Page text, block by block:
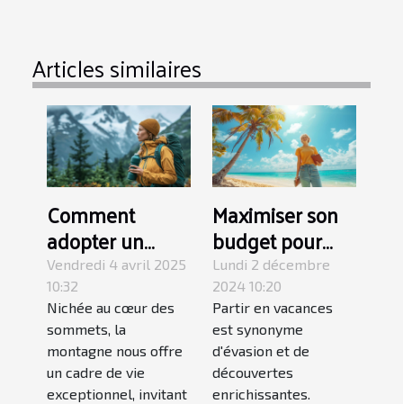
Articles similaires
Comment
adopter un
mode de vie
écoresponsable
en montagne
Vendredi 4 avril 2025
10:32
Nichée au cœur des
sommets, la
montagne nous offre
un cadre de vie
exceptionnel, invitant
Maximiser son
budget pour
des vacances
longue durée
Lundi 2 décembre
2024 10:20
Partir en vacances
est synonyme
d'évasion et de
découvertes
enrichissantes.